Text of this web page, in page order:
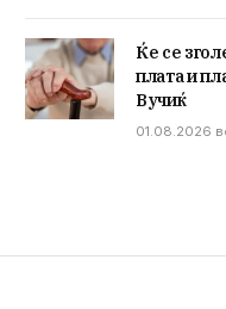
Ќе се
плата и
Вучиќ
01.08.2026